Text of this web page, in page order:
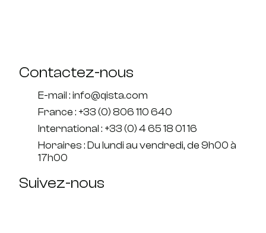
Contactez-nous
E-mail : info@qista.com
France : +33 (0) 806 110 640
International : +33 (0) 4 65 18 01 16
Horaires : Du lundi au vendredi, de 9h00 à
17h00
Suivez-nous